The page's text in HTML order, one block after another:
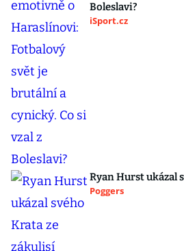
Boleslavi?
iSport.cz
Ryan Hurst ukázal
Poggers